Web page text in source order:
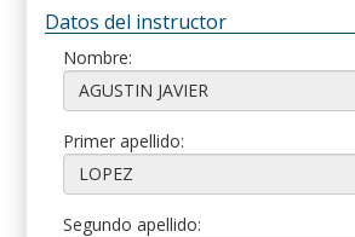
Datos del instructor
Nombre:
Primer apellido:
Segundo apellido: